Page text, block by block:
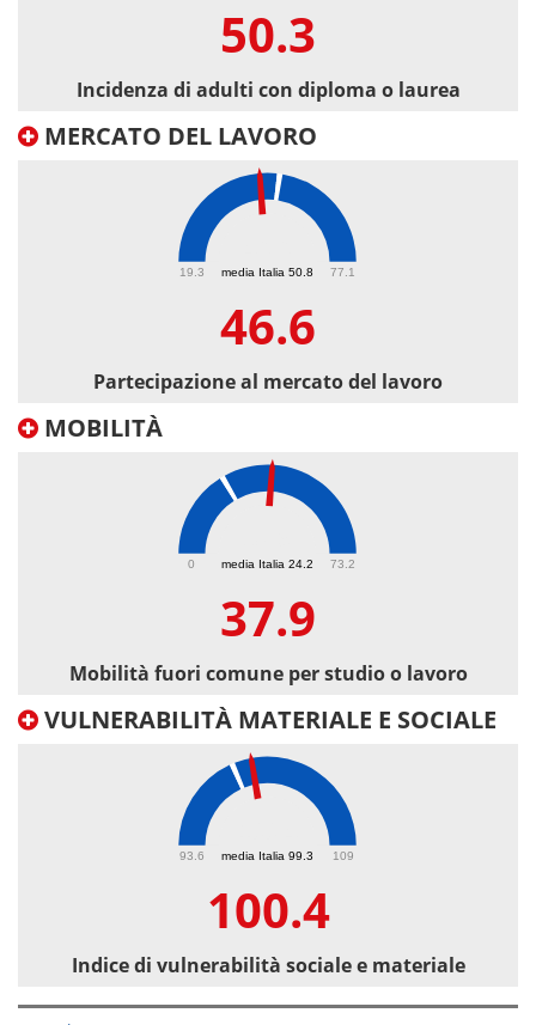
50.3
Incidenza di adulti con diploma o laurea
MERCATO DEL LAVORO
media Italia 50.8
19.3 77.1
46.6
Partecipazione al mercato del lavoro
MOBILITÀ
media Italia 24.2
0 73.2
37.9
Mobilità fuori comune per studio o lavoro
VULNERABILITÀ MATERIALE E SOCIALE
media Italia 99.3
93.6 109
100.4
Indice di vulnerabilità sociale e materiale